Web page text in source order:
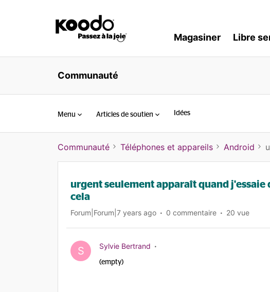
Magasiner Libre
Communauté
Menu Articles de soutien Idées
Communauté Téléphones et appareils Android
urgent seulement apparaît quand
cela
Forum|Forum|7 years ago 0 commentaire 20 vue
S Sylvie Bertrand
(empty)